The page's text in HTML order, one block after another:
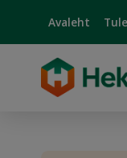
Avaleht